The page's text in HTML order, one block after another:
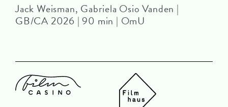
Jack Weisman, Gabriela Osio Vanden |
GB/CA 2026 | 90 min | OmU